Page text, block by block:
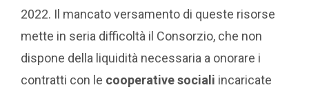
2022. Il mancato versamento di queste risorse
mette in seria difficoltà il Consorzio, che non
dispone della liquidità necessaria a onorare i
contratti con le cooperative sociali incaricate